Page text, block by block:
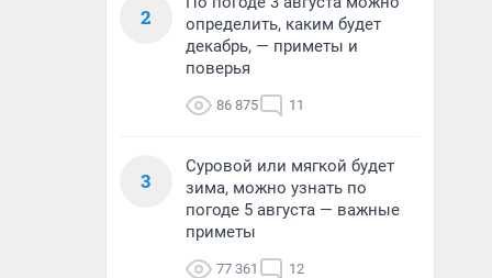
2
определить, каким будет
декабрь, — приметы и
поверья
86 875 11
3
Суровой или мягкой будет
зима, можно узнать по
погоде 5 августа — важные
приметы
77 361 12